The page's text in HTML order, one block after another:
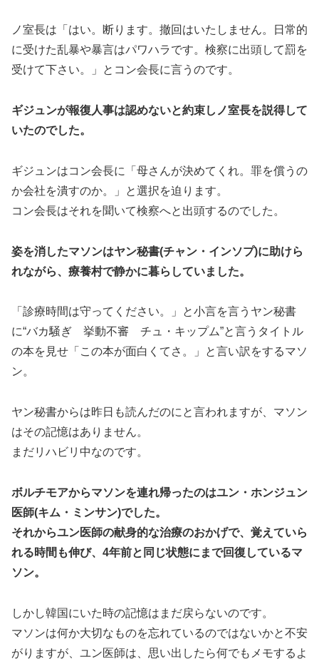
ノ室長は「はい。断ります。撤回はいたしません。日常的
に受けた乱暴や暴言はパワハラです。検察に出頭して罰を
受けて下さい。」とコン会長に言うのです。
ギジュンが報復人事は認めないと約束しノ室長を説得して
いたのでした。
ギジュンはコン会長に「母さんが決めてくれ。罪を償うの
か会社を潰すのか。」と選択を迫ります。
コン会長はそれを聞いて検察へと出頭するのでした。
姿を消したマソンはヤン秘書(チャン・インソプ)に助けら
れながら、療養村で静かに暮らしていました。
「診療時間は守ってください。」と小言を言うヤン秘書
に“バカ騒ぎ 挙動不審 チュ・キップム”と言うタイトル
の本を見せ「この本が面白くてさ。」と言い訳をするマソ
ン。
ヤン秘書からは昨日も読んだのにと言われますが、マソン
はその記憶はありません。
まだリハビリ中なのです。
ボルチモアからマソンを連れ帰ったのはユン・ホンジュン
医師(キム・ミンサン)でした。
それからユン医師の献身的な治療のおかげで、覚えていら
れる時間も伸び、4年前と同じ状態にまで回復しているマ
ソン。
しかし韓国にいた時の記憶はまだ戻らないのです。
マソンは何か大切なものを忘れているのではないかと不安
がりますが、ユン医師は、思い出したら何でもメモするよ